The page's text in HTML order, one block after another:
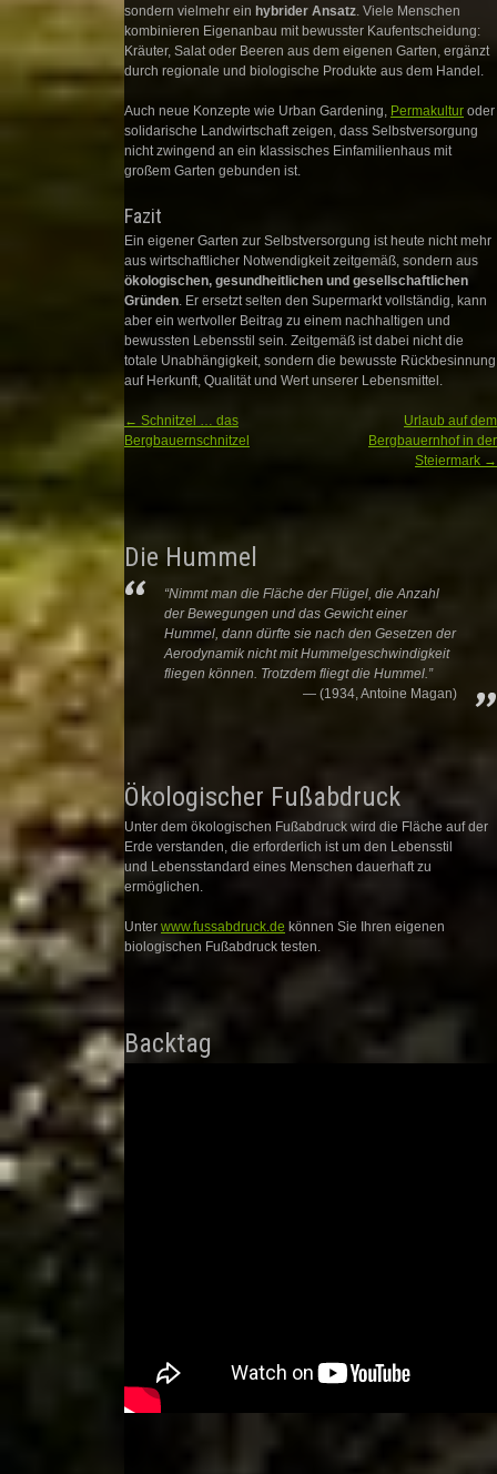
sondern vielmehr ein hybrider Ansatz. Viele Menschen
kombinieren Eigenanbau mit bewusster Kaufentscheidung:
Kräuter, Salat oder Beeren aus dem eigenen Garten, ergänzt
durch regionale und biologische Produkte aus dem Handel.
Auch neue Konzepte wie Urban Gardening, Permakultur oder
solidarische Landwirtschaft zeigen, dass Selbstversorgung
nicht zwingend an ein klassisches Einfamilienhaus mit
großem Garten gebunden ist.
Fazit
Ein eigener Garten zur Selbstversorgung ist heute nicht mehr
aus wirtschaftlicher Notwendigkeit zeitgemäß, sondern aus
ökologischen, gesundheitlichen und gesellschaftlichen
Gründen. Er ersetzt selten den Supermarkt vollständig, kann
aber ein wertvoller Beitrag zu einem nachhaltigen und
bewussten Lebensstil sein. Zeitgemäß ist dabei nicht die
totale Unabhängigkeit, sondern die bewusste Rückbesinnung
auf Herkunft, Qualität und Wert unserer Lebensmittel.
Post navigation
← Schnitzel … das
Bergbauernschnitzel
Urlaub auf dem
Bergbauernhof in der
Steiermark →
Die Hummel
“Nimmt man die Fläche der Flügel, die Anzahl
der Bewegungen und das Gewicht einer
Hummel, dann dürfte sie nach den Gesetzen der
Aerodynamik nicht mit Hummelgeschwindigkeit
fliegen können. Trotzdem fliegt die Hummel.”
(1934, Antoine Magan)
Ökologischer Fußabdruck
Unter dem ökologischen Fußabdruck wird die Fläche auf der
Erde verstanden, die erforderlich ist um den Lebensstil
und Lebensstandard eines Menschen dauerhaft zu
ermöglichen.
Unter www.fussabdruck.de können Sie Ihren eigenen
biologischen Fußabdruck testen.
Backtag